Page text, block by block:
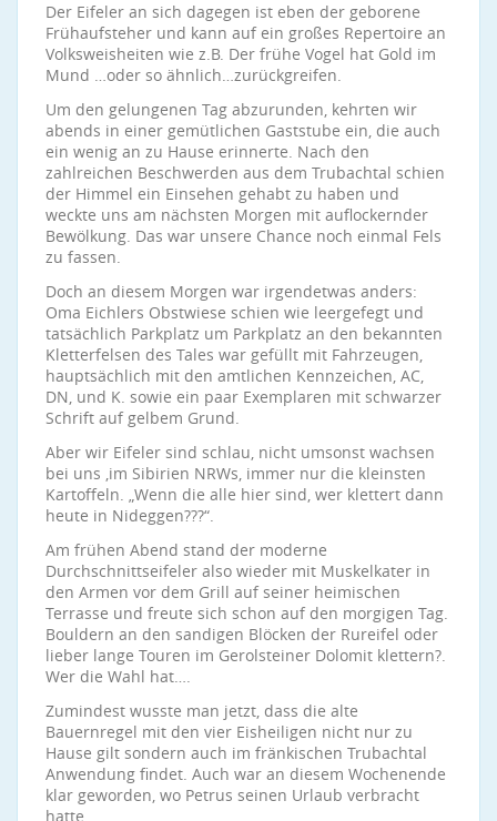
Der Eifeler an sich dagegen ist eben der geborene
Frühaufsteher und kann auf ein großes Repertoire an
Volksweisheiten wie z.B. Der frühe Vogel hat Gold im
Mund …oder so ähnlich…zurückgreifen.
Um den gelungenen Tag abzu­runden, kehrten wir
abends in einer gemütlichen Gaststube ein, die auch
ein wenig an zu Hause erinnerte. Nach den
zahlreichen Beschwerden aus dem Trubachtal schien
der Himmel ein Einsehen gehabt zu haben und
weckte uns am nächsten Morgen mit auflockernder
Bewölkung. Das war unsere Chance noch einmal Fels
zu fassen.
Doch an diesem Morgen war irgendetwas anders:
Oma Eichlers Obstwiese schien wie leergefegt und
tatsächlich Parkplatz um Parkplatz an den bekannten
Kletterfelsen des Tales war gefüllt mit Fahrzeugen,
hauptsächlich mit den amtlichen Kennzeichen, AC,
DN, und K. sowie ein paar Exemplaren mit schwarzer
Schrift auf gelbem Grund.
Aber wir Eifeler sind schlau, nicht umsonst wachsen
bei uns ,im Sibirien NRWs, immer nur die kleinsten
Kartoffeln. „Wenn die alle hier sind, wer klettert dann
heute in Nideggen???“.
Am frühen Abend stand der moderne
Durchschnittseifeler also wieder mit Muskelkater in
den Armen vor dem Grill auf seiner heimischen
Terrasse und freute sich schon auf den morgigen Tag.
Bouldern an den sandigen Blöcken der Rureifel oder
lieber lange Touren im Gerolsteiner Dolomit klettern?.
Wer die Wahl hat….
Zumindest wusste man jetzt, dass die alte
Bauernregel mit den vier Eisheiligen nicht nur zu
Hause gilt sondern auch im fränkischen Trubachtal
Anwendung findet. Auch war an diesem Wochenende
klar geworden, wo Petrus seinen Urlaub verbracht
hatte.